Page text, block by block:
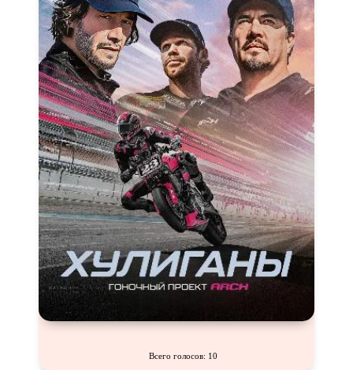
Дорамы Индийское кино
Киберпанк Коллекция
Комикс Маги и Волшебники
Наркотики Новогодние
Основанное нареальных
событиях
Параллельные миры
ПереводГоблина ПереводКубик в Кубе
ПереводКураж-Бамбей Пеплум
Подростковаяжестокость Постапокалипсис
Призраки Про акул
Про апокалипсис Про богатых
Про богов Про вампиров
Про ведьм Про викингов
Всего голосов: 10